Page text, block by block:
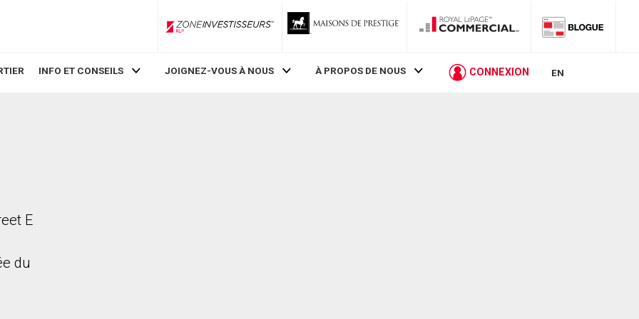
ZoneInvestisseurs RLP
INFO ET CONSEILS JOIGNEZ-VOUS À NOUS À PROPOS DE NOUS CONNEXION EN
E
du